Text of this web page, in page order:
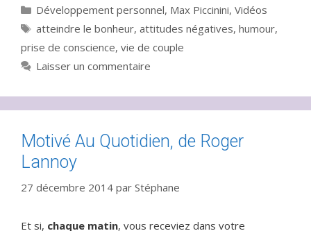
Catégories
Développement personnel, Max Piccinini, Vidéos
Étiquettes
atteindre le bonheur, attitudes négatives, humour,
prise de conscience, vie de couple
Laisser un commentaire
Motivé Au Quotidien, de Roger
Lannoy
27 décembre 2014 par Stéphane
Et si, chaque matin, vous receviez dans votre